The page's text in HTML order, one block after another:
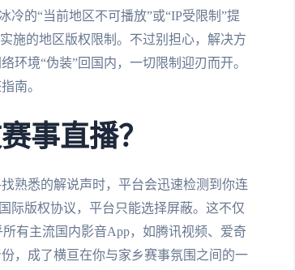
的“当前地区不可播放”或“IP受限制”提
施的地区版权限制。不过别担心，解决方
环境“伪装”回国内，一切限制迎刃而开。
南。
事直播？
熟悉的解说声时，平台会迅速检测到你连
际版权协议，平台只能选择屏蔽。这不仅
所有主流国内影音App，如腾讯视频、爱奇
，成了横亘在你与家乡赛事氛围之间的一